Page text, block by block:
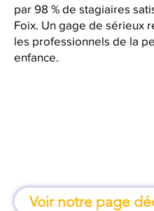
par 98 % de stagiaires
Foix. Un gage de sérieux
les professionnels de la
enfance.
Voir notre page